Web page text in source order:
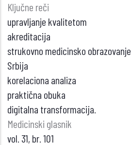
Ključne reči
upravljanje kvalitetom
akreditacija
strukovno medicinsko obrazovanje
Srbija
korelaciona analiza
praktična obuka
digitalna transformacija.
Medicinski glasnik
vol. 31, br. 101